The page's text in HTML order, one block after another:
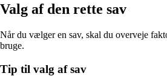
Valg af den rette sav
Når du vælger en sav, skal du overveje
bruge.
Tip til valg af sav